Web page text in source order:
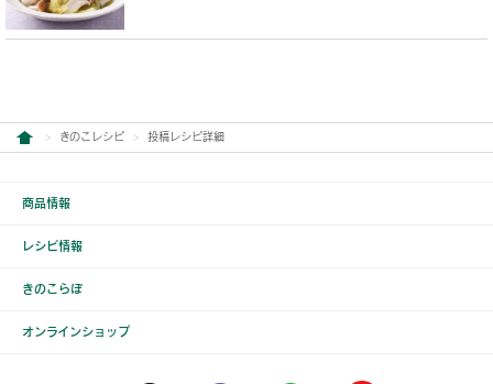
きのこレシピ 投稿レシピ詳細
商品情報
レシピ情報
きのこらぼ
オンラインショップ